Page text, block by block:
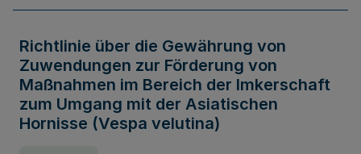
Richtlinie über die Gewährung von
Zuwendungen zur Förderung von
Maßnahmen im Bereich der Imkerschaft
zum Umgang mit der Asiatischen
Hornisse (Vespa velutina)